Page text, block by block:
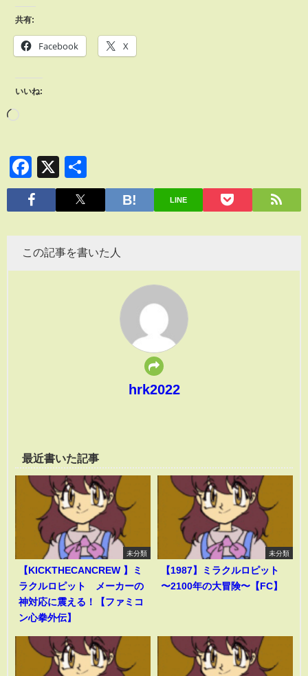
共有:
Facebook X
いいね:
Facebook
X
有
LINE
この記事を書いた人
hrk2022
最近書いた記事
未分類
【KICKTHECANCREW 】ミ
ラクルロピット メーカーの
神対応に震える！【ファミコ
ン心拳外伝】
未分類
【1987】ミラクルロピット
〜2100年の大冒険〜【FC】